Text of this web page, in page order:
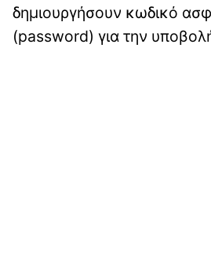
δημιουργήσουν κωδικό
(password) για την